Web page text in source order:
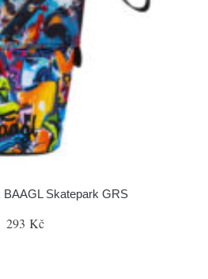
BAAGL Skatepark GRS
293 Kč